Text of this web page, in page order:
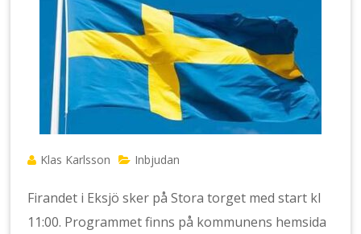
Klas Karlsson Inbjudan
Firandet i Eksjö sker på Stora torget med start kl
11:00. Programmet finns på kommunens hemsida